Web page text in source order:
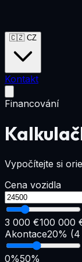
🇨🇿 CZ
Kontakt
Financování
Vypočítejte si
Cena vozidla
3 000 €100 000
Akontace20% (
0%50%